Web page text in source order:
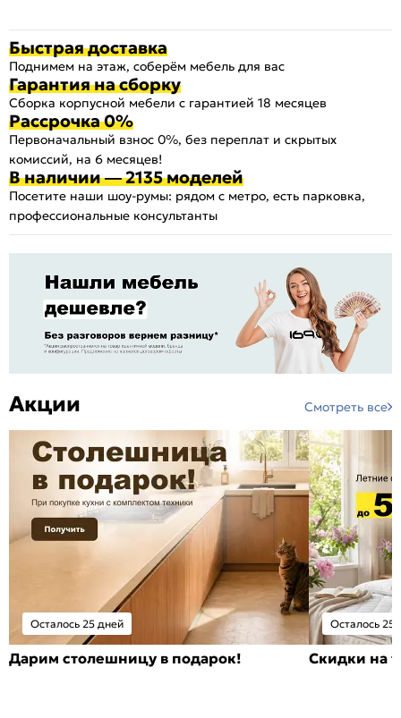
Быстрая доставка
Поднимем на этаж, соберём мебель для вас
Гарантия на сборку
Сборка корпусной мебели с гарантией 18 месяцев
Рассрочка 0%
Первоначальный взнос 0%, без переплат и скрытых
комиссий, на 6 месяцев!
В наличии — 2135 моделей
Посетите наши шоу-румы: рядом с метро, есть парковка,
профессиональные консультанты
Акции Смотреть все
Осталось 25 дней
Дарим столешницу в подарок!
Осталось 25
Скидки на